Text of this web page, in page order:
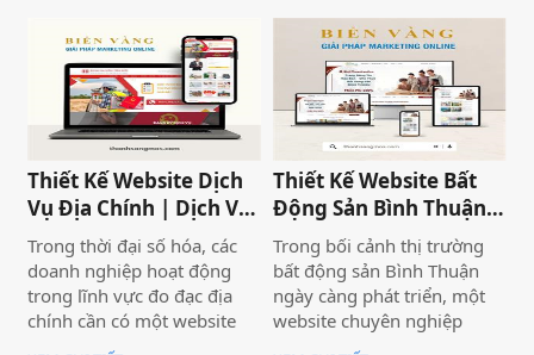
thiệu công ty mang đến giải
pháp tối ưu, giúp doanh
nghiệp thể hiện thương
hiệu một cách ấn tượng và
chuyên nghiệp trên môi
website chuyên nghiệp
không chỉ giúp bạn tiếp cận
nhiều khách hàng hơn mà
còn nâng cao uy tín thương
hiệu, tạo lợi thế cạnh tranh
trên thị trường.
Thiết Kế Website Dịch
Vụ Địa Chính | Dịch Vụ
Địa Chính Toàn Quốc
Trong thời đại số hóa, các
doanh nghiệp hoạt động
trong lĩnh vực đo đạc địa
chính cần có một website
chuyên nghiệp để nâng cao
Thiết Kế Website Bất
Động Sản Bình Thuận
Land
Trong bối cảnh thị trường
bất động sản Bình Thuận
ngày càng phát triển, một
website chuyên nghiệp
không chỉ giúp doanh